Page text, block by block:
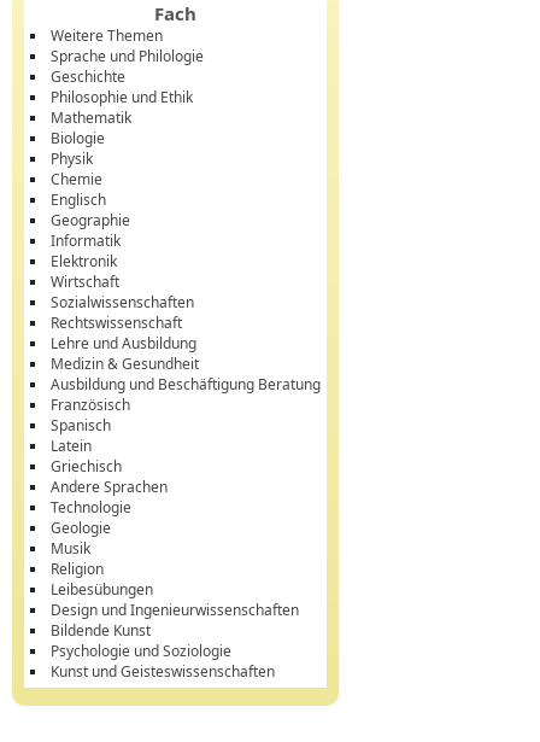
Fach
Weitere Themen
Sprache und Philologie
Geschichte
Philosophie und Ethik
Mathematik
Biologie
Physik
Chemie
Englisch
Geographie
Informatik
Elektronik
Wirtschaft
Sozialwissenschaften
Rechtswissenschaft
Lehre und Ausbildung
Medizin & Gesundheit
Ausbildung und Beschäftigung Beratung
Französisch
Spanisch
Latein
Griechisch
Andere Sprachen
Technologie
Geologie
Musik
Religion
Leibesübungen
Design und Ingenieurwissenschaften
Bildende Kunst
Psychologie und Soziologie
Kunst und Geisteswissenschaften